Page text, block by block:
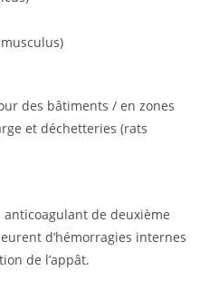
des bâtiments / en zones
et déchetteries (rats
de deuxième
d’hémorragies internes
de l’appât.